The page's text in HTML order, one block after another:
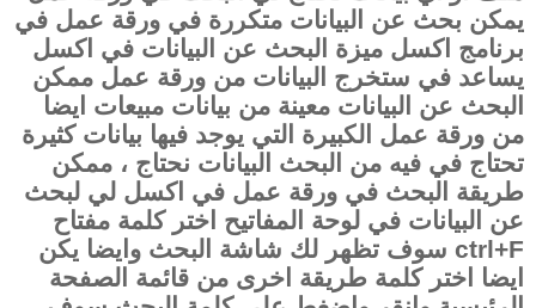
يمكن بحث عن البيانات متكررة في ورقة عمل في
برنامج اكسل ميزة البحث عن البيانات في اكسل
يساعد في ستخرج البيانات من ورقة عمل ممكن
البحث عن البيانات معينة من بيانات مبيعات ايضا
من ورقة عمل الكبيرة التي يوجد فيها بيانات كثيرة
تحتاج في فيه من البحث البيانات نحتاج ، ممكن
طريقة البحث في ورقة عمل في اكسل لي لبحث
عن البيانات في لوحة المفاتيح اختر كلمة مفتاح
ctrl+F سوف تظهر لك شاشة البحث وايضا يكن
ايضا اختر كلمة طريقة اخرى من قائمة الصفحة